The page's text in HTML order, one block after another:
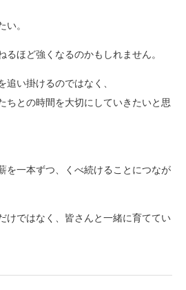
い。
るほど強くなるのかもしれません。
追い掛けるのではなく、
ちとの時間を大切にしていきたいと思
を一本ずつ、くべ続けることにつなが
けではなく、皆さんと一緒に育ててい